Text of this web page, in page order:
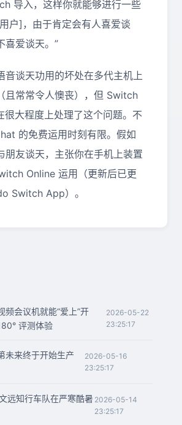
导入，这样你就能够进行一些
户]，由于肯定会有人喜爱谈
喜爱谈天。”
音谈天功用的坏处在多代主机上
且常常令人懊丧），但 Switch
很大程度上处理了这个问题。不
的免费运用时刻有限。假如
朋友谈天，主张你在手机上装置
Online 运用（更新后已更
Switch App）。
频会议机就能“爱上”开
评测体验
2026-05-22
23:25:17
未来终于开始生产
2026-05-16
23:25:17
知行车队在严寒酷暑 2026-05-14
23:25:17